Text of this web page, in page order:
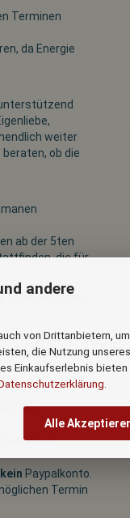
andere
von Drittanbietern,
die Nutzung unseres
Einkaufserlebnis bieten
Alle
Terminen
da Energie
weiter
ob die
ab der 5ten
die für
und ausgebaut.
die blockierenden
wieder heil
in den
nach
kein Paypalkonto.
Termin